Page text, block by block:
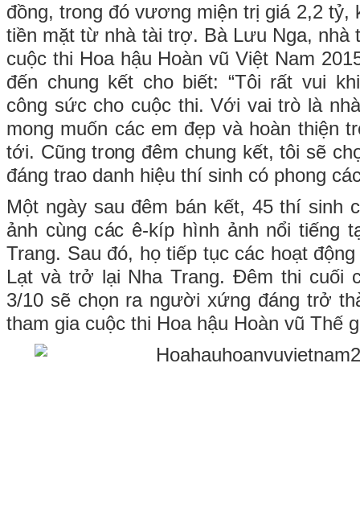
đồng, trong đó vương miện trị giá 2,2 tỷ,
tiền mặt từ nhà tài trợ. Bà Lưu Nga, nhà
cuộc thi Hoa hậu Hoàn vũ Việt Nam
đến chung kết cho biết: “Tôi rất vui
công sức cho cuộc thi. Với vai trò là
mong muốn các em đẹp và hoàn thiện
tới. Cũng trong đêm chung kết, tôi sẽ
đáng trao danh hiệu thí sinh có phong
Một ngày sau đêm bán kết, 45 thí sinh
ảnh cùng các ê-kíp hình ảnh nổi tiếng
Trang. Sau đó, họ tiếp tục các hoạt
Lạt và trở lại Nha Trang. Đêm thi cuối
3/10 sẽ chọn ra người xứng đáng trở
tham gia cuộc thi Hoa hậu Hoàn vũ Thế